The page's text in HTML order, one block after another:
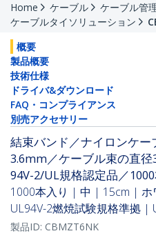
Home ケーブル
ケーブル管
ケーブルタイソリューション
概要
製品概要
技術仕様
ドライバ&ダウンロード
FAQ・コンプライアンス
別売アクセサリー
結束バンド／ナイロンケ
3.6mm／ケーブル束の直
94V-2/UL規格認定品／
1000本入り | 中 | 15cm |
UL94V-2燃焼試験規格準拠 |
製品ID: CBMZT6NK